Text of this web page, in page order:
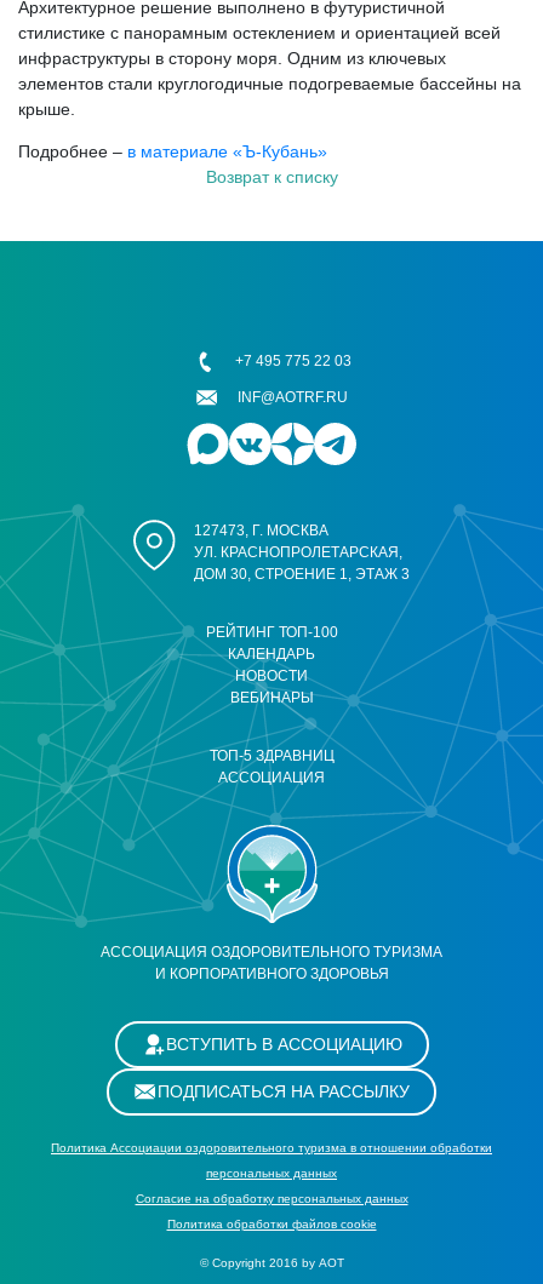
Архитектурное решение выполнено в футуристичной
стилистике с панорамным остеклением и ориентацией всей
инфраструктуры в сторону моря. Одним из ключевых
элементов стали круглогодичные подогреваемые бассейны на
крыше.
Подробнее – в материале «Ъ-Кубань»
Возврат к списку
АССОЦИАЦИЯ ОЗДОРОВИТЕЛЬНОГО ТУРИЗМА
И КОРПОРАТИВНОГО ЗДОРОВЬЯ
РЕЙТИНГ ТОП-100
КАЛЕНДАРЬ
НОВОСТИ
ВЕБИНАРЫ
ТОП-5 ЗДРАВНИЦ
АССОЦИАЦИЯ
127473, Г. МОСКВА
УЛ. КРАСНОПРОЛЕТАРСКАЯ,
ДОМ 30, СТРОЕНИЕ 1, ЭТАЖ 3
+7 495 775 22 03
INF@AOTRF.RU
ВСТУПИТЬ В АССОЦИАЦИЮ
ПОДПИСАТЬСЯ НА РАССЫЛКУ
Политика Ассоциации оздоровительного туризма в отношении обработки
персональных данных
Cогласие на обработку персональных данных
Политика обработки файлов cookie
© Copyright 2016 by АОТ